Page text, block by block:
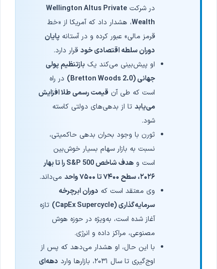
در شرکتWellington Altus Private
Wealth، هشدار داد که آمریکا از «خط
قرمز مالی» عبور کرده و در آستانهپایان
دوران سلطه اقتصادی خود قرار دارد.
او پیش‌بینی می‌کند یکبازتنظیم پولی
جهانی (Bretton Woods 2.0)
در راه
است که طی آن قیمت رسمی طلا افزایش
می‌یابد تا از بدهی‌های دولتی کاسته
شود.
ثورن با وجود بحران بدهی حاکمیتی،
نسبت به بازار سهام بسیار خوش‌بین
است و
هدف شاخص S&P 500 را تا بهار
۲۰۲۶، سطح ۷۴۰۰ تا ۷۵۰۰ واحد
می‌داند.
وی معتقد است که دوران ابرچرخه
سرمایه‌گذاری (CapEx Supercycle)
تازه
آغاز شده است، به‌ویژه در حوزه هوش
مصنوعی، مراکز داده و انرژی.
با این حال، او هشدار می‌دهد که پس از
اوج‌گیری تا سال ۲۰۳۱، بازارها وارد
دهه‌ای